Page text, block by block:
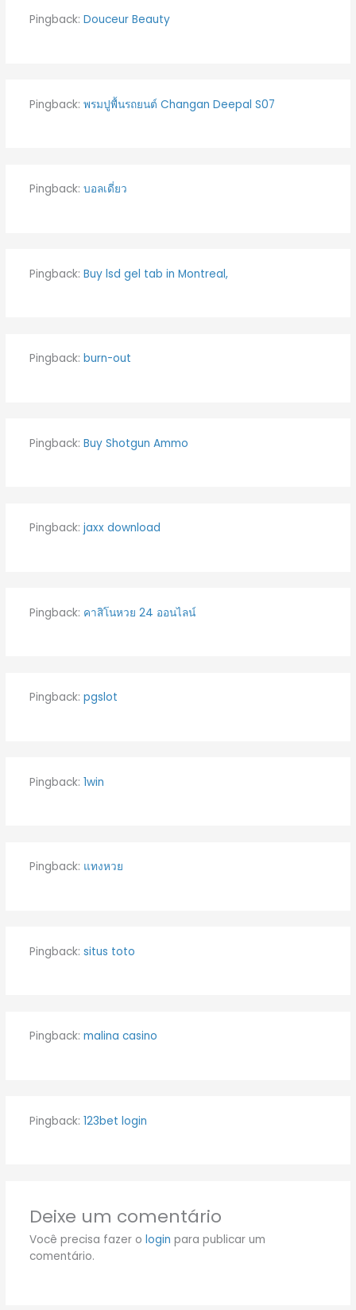
Pingback: Douceur Beauty
Pingback: พรมปูพื้นรถยนต์ Changan Deepal S07
Pingback: บอลเดี่ยว
Pingback: Buy lsd gel tab in Montreal,
Pingback: burn-out
Pingback: Buy Shotgun Ammo
Pingback: jaxx download
Pingback: คาสิโนหวย 24 ออนไลน์
Pingback: pgslot
Pingback: 1win
Pingback: แทงหวย
Pingback: situs toto
Pingback: malina casino
Pingback: 123bet login
Deixe um comentário
Você precisa fazer o login para publicar um
comentário.